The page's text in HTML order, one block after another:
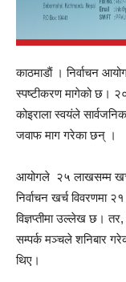
काठमाडाैं । निर्वाचन
स्पष्टीकरण मागेको छ।
कोइराला स्वयंले
जवाफ माग गरेका छन् ।
आयोगले २५ लाखसम्म खर्च
निर्वाचन खर्च विवरणमा
विज्ञप्तीमा उल्लेख छ। तर,
सम्पर्क मञ्चले शनिबार
थिए।